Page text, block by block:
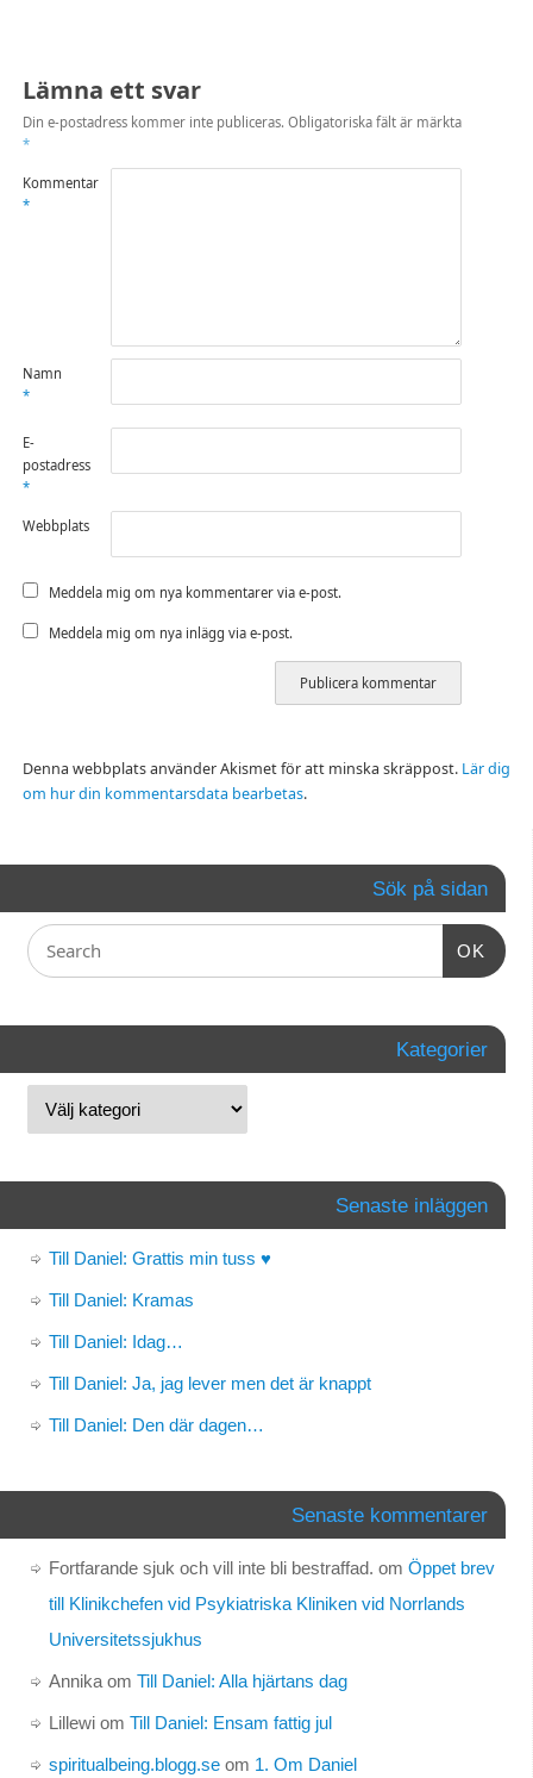
Lämna ett svar
Din e-postadress kommer inte publiceras. Obligatoriska fält är märkta
*
Kommentar
*
Namn
*
E-
postadress
*
Webbplats
Meddela mig om nya kommentarer via e-post.
Meddela mig om nya inlägg via e-post.
Denna webbplats använder Akismet för att minska skräppost. Lär dig
om hur din kommentarsdata bearbetas.
Sök på sidan
OK
Kategorier
Senaste inläggen
Till Daniel: Grattis min tuss ♥
Till Daniel: Kramas
Till Daniel: Idag…
Till Daniel: Ja, jag lever men det är knappt
Till Daniel: Den där dagen…
Senaste kommentarer
Fortfarande sjuk och vill inte bli bestraffad. om Öppet brev
till Klinikchefen vid Psykiatriska Kliniken vid Norrlands
Universitetssjukhus
Annikaom Till Daniel: Alla hjärtans dag
Lillewiom Till Daniel: Ensam fattig jul
spiritualbeing.blogg.seom 1. Om Daniel